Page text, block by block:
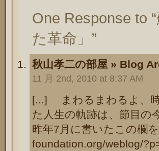
One Response to
た革命」”
秋山孝二の部屋 » Blog
11 月 2nd, 2010 at 8:37 AM
[...] まわるまわるよ、
た人生の軌跡は、節目の
昨年7月に書いたこの欄
foundation.org/weblog/